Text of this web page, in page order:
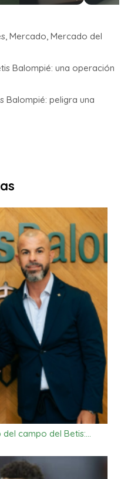
, Mercado, Mercado del
Balompié: una operación
Balompié: peligra una
del campo del Betis:…